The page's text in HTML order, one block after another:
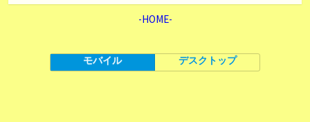
-HOME-
モバイル デスクトップ